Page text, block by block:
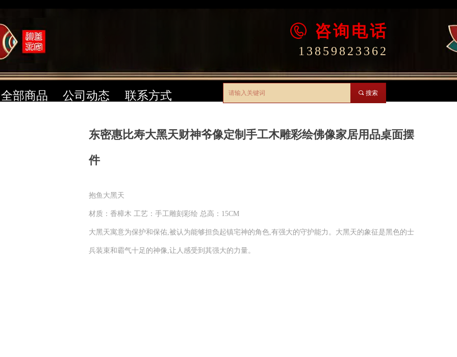
13859823362
咨询电话
全部商品 公司动态 联系方式 끠 搜索
东密惠比寿大黑天财神爷像定制手工木雕彩绘佛像家居用品桌面摆
件
抱鱼大黑天
材质：香樟木 工艺：手工雕刻彩绘 总高：15CM
大黑天寓意为保护和保佑,被认为能够担负起镇宅神的角色,有强大的守护能力。大黑天的象征是黑色的士
兵装束和霸气十足的神像,让人感受到其强大的力量。